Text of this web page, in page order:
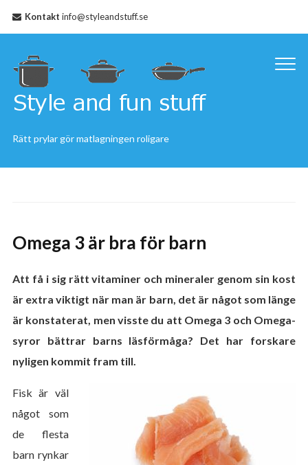
Kontakt info@styleandstuff.se
Rätt prylar gör matlagningen roligare
Omega 3 är bra för barn
Att få i sig rätt vitaminer och mineraler genom sin kost
är extra viktigt när man är barn, det är något som länge
är konstaterat, men visste du att Omega 3 och Omega-
syror bättrar barns läsförmåga? Det har forskare
nyligen kommit fram till.
Fisk är väl
något som
de flesta
barn rynkar